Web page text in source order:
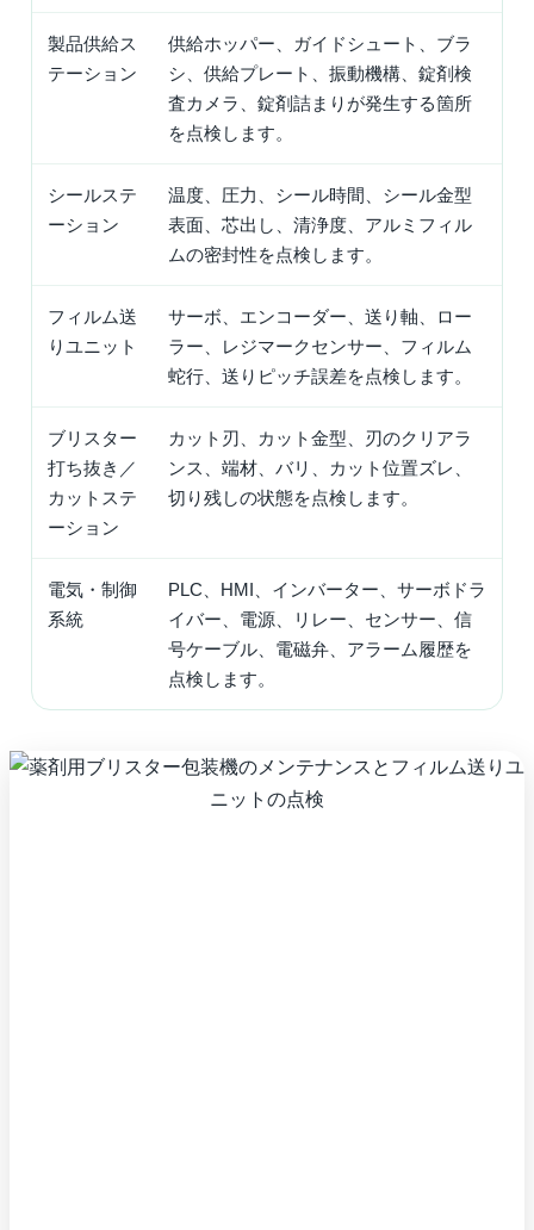
製品供給ス
テーション
供給ホッパー、ガイドシュート、ブラ
シ、供給プレート、振動機構、錠剤検
査カメラ、錠剤詰まりが発生する箇所
を点検します。
シールステ
ーション
温度、圧力、シール時間、シール金型
表面、芯出し、清浄度、アルミフィル
ムの密封性を点検します。
フィルム送
りユニット
サーボ、エンコーダー、送り軸、ロー
ラー、レジマークセンサー、フィルム
蛇行、送りピッチ誤差を点検します。
ブリスター
打ち抜き／
カットステ
ーション
カット刃、カット金型、刃のクリアラ
ンス、端材、バリ、カット位置ズレ、
切り残しの状態を点検します。
電気・制御
系統
PLC、HMI、インバーター、サーボドラ
イバー、電源、リレー、センサー、信
号ケーブル、電磁弁、アラーム履歴を
点検します。